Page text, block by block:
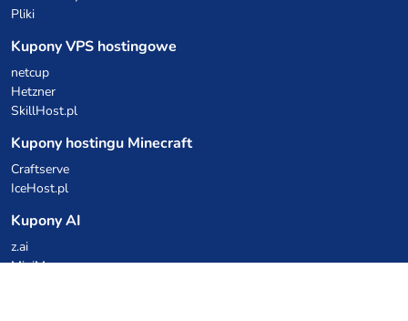
Pliki
Kupony VPS hostingowe
netcup
Hetzner
SkillHost.pl
Kupony hostingu Minecraft
Craftserve
IceHost.pl
Kupony AI
z.ai
MiniMax